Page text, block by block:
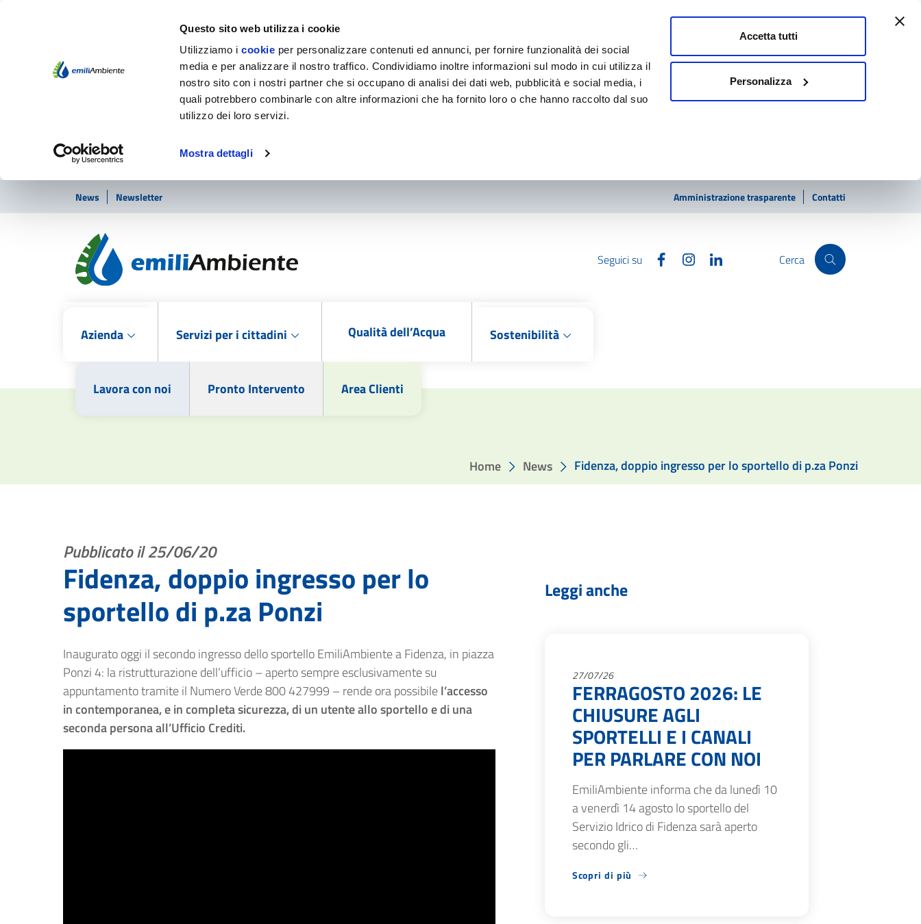
Questo sito web utilizza i cookie
Utilizziamo icookie per personalizzare contenuti ed annunci, per fornire funzionalità dei social
media e per analizzare il nostro traffico. Condividiamo inoltre informazioni sul modo in cui utilizza il
nostro sito con i nostri partner che si occupano di analisi dei dati web, pubblicità e social media, i
quali potrebbero combinarle con altre informazioni che ha fornito loro o che hanno raccolto dal suo
utilizzo dei loro servizi.
Mostra dettagli
Accetta tutti
Personalizza
News Newsletter Amministrazione trasparente Contatti
Seguici su FacebookInstagram Cerca
Azienda Servizi per i cittadini Qualità dell’Acqua Sostenibilità
Lavora con noi Pronto Intervento Area Clienti
Home News Fidenza, doppio ingresso per lo sportello di p.za Ponzi
Pubblicato il 25/06/20
Fidenza, doppio ingresso per lo
sportello di p.za Ponzi
Inaugurato oggi il secondo ingresso dello sportello EmiliAmbiente a Fidenza, in piazza
Ponzi 4: la ristrutturazione dell’ufficio – aperto sempre esclusivamente su
appuntamento tramite il Numero Verde 800 427999 – rende ora possibilel’accesso
in contemporanea, e in completa sicurezza, di un utente allo sportello e di una
seconda persona all’Ufficio Crediti.
Leggi anche
27/07/26
FERRAGOSTO 2026: LE
CHIUSURE AGLI
SPORTELLI E I CANALI
PER PARLARE CON NOI
EmiliAmbiente informa che da lunedì 10
a venerdì 14 agosto lo sportello del
Servizio Idrico di Fidenza sarà aperto
secondo gli…
Scopri di più